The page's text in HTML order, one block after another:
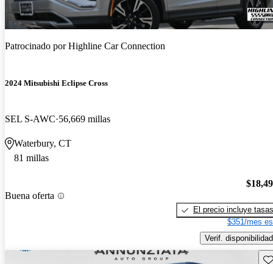
Patrocinado porHighline Car Connection
2024 Mitsubishi Eclipse Cross
SEL S-AWC 56,669 millas
Waterbury, CT
81 millas
Buena oferta
El precio incluye tasas
$351/mes
Verif. disponibilidad